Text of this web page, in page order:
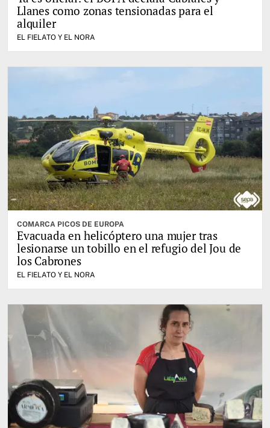
Llanes como zonas tensionadas para el
alquiler
EL FIELATO Y EL NORA
COMARCA PICOS DE EUROPA
Evacuada en helicóptero una mujer tras
lesionarse un tobillo en el refugio del Jou de
los Cabrones
EL FIELATO Y EL NORA